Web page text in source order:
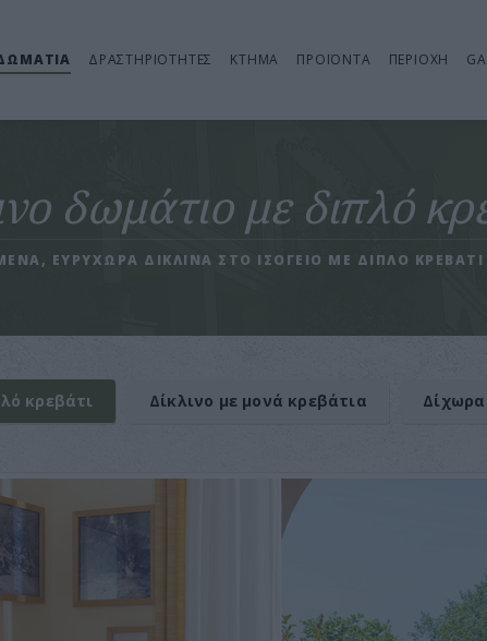
ΔΡΑΣΤΗΡΙΟΤΗΤΕΣ ΚΤΗΜΑ ΠΡΟΪΟΝΤΑ ΠΕΡΙΟΧΗ
δωμάτιο με διπλό
ΕΥΡΥΧΩΡΑ ΔΙΚΛΙΝΑ ΣΤΟ ΙΣΟΓΕΙΟ ΜΕ ΔΙΠΛΟ
κρεβάτι Δίκλινο με μονά κρεβάτια